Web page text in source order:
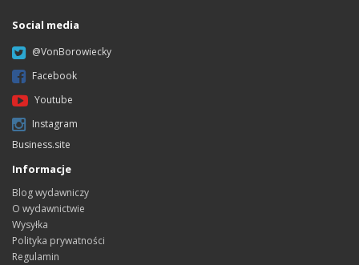
Social media
@VonBorowiecky
Facebook
Youtube
Instagram
Business.site
Informacje
Blog wydawniczy
O wydawnictwie
Wysyłka
Polityka prywatności
Regulamin